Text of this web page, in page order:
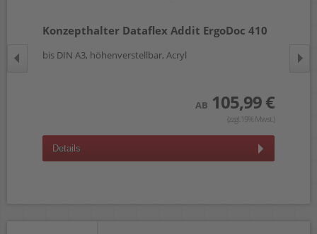
Konzepthalter Dataflex Addit ErgoDoc 410
bis DIN A3, höhenverstellbar, Acryl
AB 105,99 €
(zzgl.19% Mwst.)
Details